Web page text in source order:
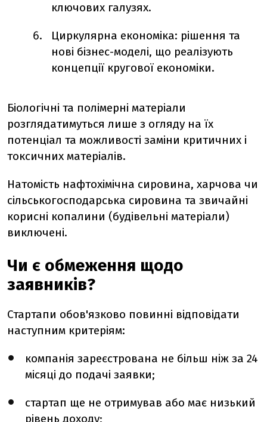
ключових галузях.
Циркулярна економіка: рішення та
нові бізнес-моделі, що реалізують
концепції кругової економіки.
Біологічні та полімерні матеріали
розглядатимуться лише з огляду на їх
потенціал та можливості заміни критичних і
токсичних матеріалів.
Натомість нафтохімічна сировина, харчова чи
сільськогосподарська сировина та звичайні
корисні копалини (будівельні матеріали)
виключені.
Чи є обмеження щодо
заявників?
Стартапи обов'язково повинні відповідати
наступним критеріям:
компанія зареєстрована не більш ніж за 24
місяці до подачі заявки;
стартап ще не отримував або має низький
рівень доходу;